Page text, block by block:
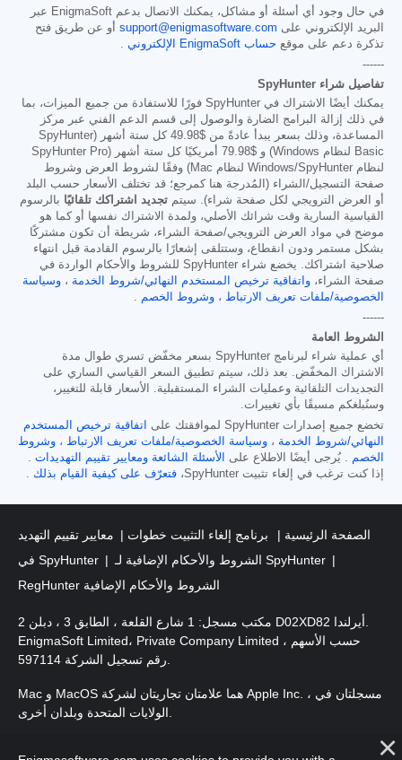
في حال وجود أي أسئلة أو مشاكل، يمكنك الاتصال بدعم EnigmaSoft عبر
البريد الإلكتروني على support@enigmasoftware.com أو عن طريق فتح
تذكرة دعم على موقع حساب EnigmaSoft الإلكتروني
.
------
تفاصيل شراء SpyHunter
يمكنك أيضًا الاشتراك في SpyHunter فورًا للاستفادة من جميع الميزات، بما
في ذلك إزالة البرامج الضارة والوصول إلى قسم الدعم الفني عبر مركز
المساعدة، وذلك بسعر يبدأ عادةً من $49.98
كل ستة أشهر (SpyHunter
Basic لنظام Windows) و
$79.98
أمريكيًا كل ستة أشهر (SpyHunter Pro
لنظام Windows/SpyHunter لنظام Mac) وفقًا لشروط العرض وشروط
صفحة التسجيل/الشراء (المُدرجة هنا كمرجع؛ قد تختلف الأسعار حسب البلد
أو العرض الترويجي لكل صفحة شراء). سيتم تجديد اشتراكك تلقائيًا بالرسوم
القياسية السارية وقت شرائك الأصلي، ولمدة الاشتراك نفسها أو كما هو
موضح في مواد العرض الترويجي/صفحة الشراء، شريطة أن تكون مشتركًا
بشكل مستمر ودون انقطاع، وستتلقى إشعارًا بالرسوم القادمة قبل انتهاء
صلاحية اشتراكك. يخضع شراء SpyHunter للشروط والأحكام الواردة في
صفحة الشراء، واتفاقية ترخيص المستخدم النهائي/شروط الخدمة ، وسياسة
الخصوصية/ملفات تعريف الارتباط ، وشروط الخصم .
------
الشروط العامة
أي عملية شراء لبرنامج SpyHunter بسعر مخفّض تسري طوال مدة
الاشتراك المخفّض. بعد ذلك، سيتم تطبيق السعر القياسي الساري على
التجديدات التلقائية وعمليات الشراء المستقبلية. الأسعار قابلة للتغيير،
وسنُبلغكم مسبقًا بأي تغييرات.
تخضع جميع إصدارات SpyHunter لموافقتك على
اتفاقية ترخيص المستخدم
النهائي/شروط الخدمة ، وسياسة الخصوصية/ملفات تعريف الارتباط ، وشروط
الخصم . يُرجى أيضًا الاطلاع على الأسئلة الشائعة ومعايير تقييم التهديدات .
إذا كنت ترغب في إلغاء تثبيت SpyHunter،
فتعرّف على كيفية القيام بذلك .
الصفحة الرئيسية برنامج إلغاء التثبيت خطوات
معايير تقييم التهديد
في SpyHunter
الشروط والأحكام الإضافية لـ SpyHunter
RegHunter الشروط والأحكام الإضافية
EnigmaSoft Limited، Private Company Limited حسب الأسهم ،
Mac و MacOS هما علامتان تجاريتان لشركة Apple Inc. ، مسجلتان في